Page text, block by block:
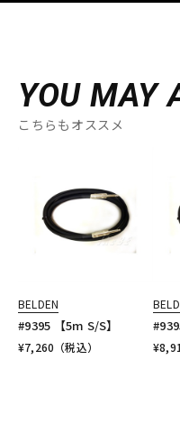
YOU MAY
こちらもオススメ
BELDEN
#9395 【5m S/S】
¥7,260 （税込） ¥